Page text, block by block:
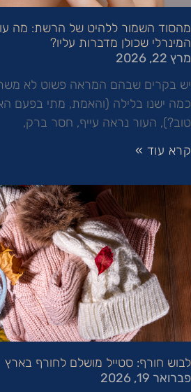
מהסוד השמור ללהיט של הרשת: מה
המינרלי שכולן מדברות עליו?
מרץ 22, 2026
יש בקרים שבהם המראה פשוט לא
כמה ישנו בלילה (והאמת, מתי בפעם
טוב?), העור נראה עייף, חסר ברק,
קרא עוד »
לבוש חורף: סטייל מושלם לחורף בארץ
פברואר 19, 2026